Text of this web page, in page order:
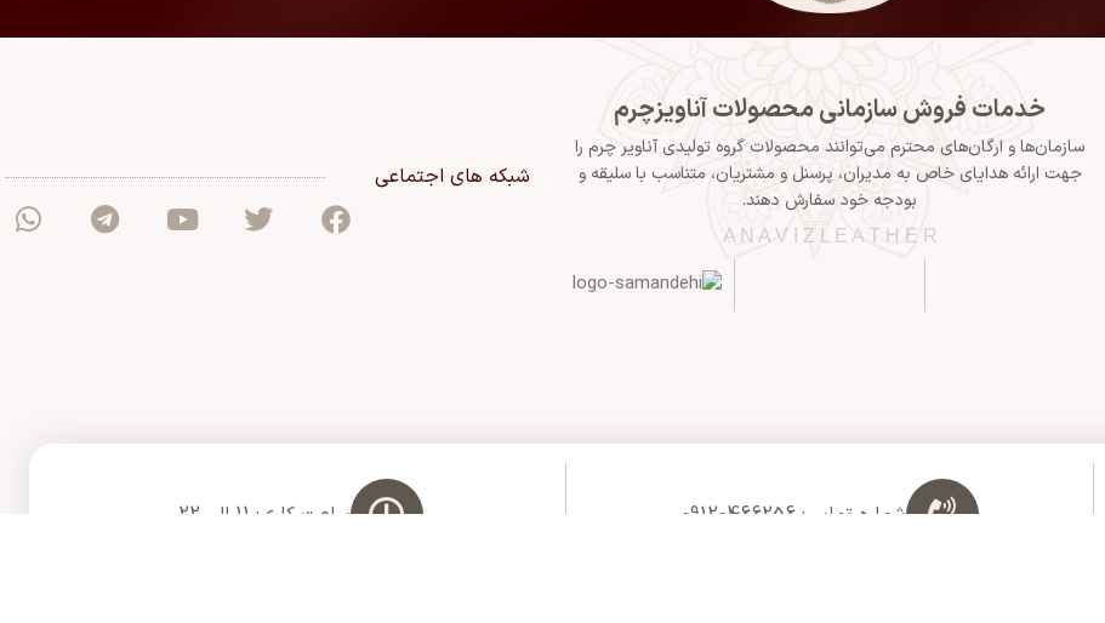
خدمات فروش سازمانی محصولات آناویزچرم
سازمان‌ها و ارگان‌های محترم می‌توانند محصولات گروه تولیدی آناویر چرم را
جهت ارائه هدایای خاص به مدیران، پرسنل و مشتریان، متناسب با سلیقه و
بودجه خود سفارش دهند.
A N A V I Z L E A T H E R
شبکه های اجتماعی
شماره تماس: 09120466256 ساعت کاری: 11 الی 22